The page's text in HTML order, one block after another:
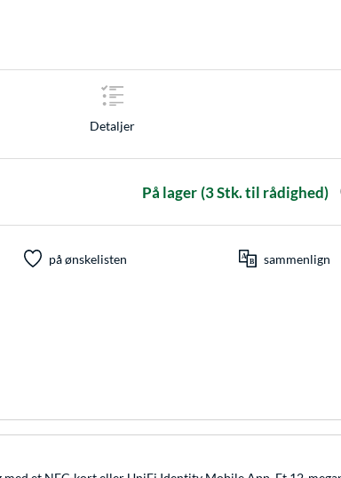
Detaljer
På lager (3 Stk. til rådighed)
på ønskelisten sammenlign